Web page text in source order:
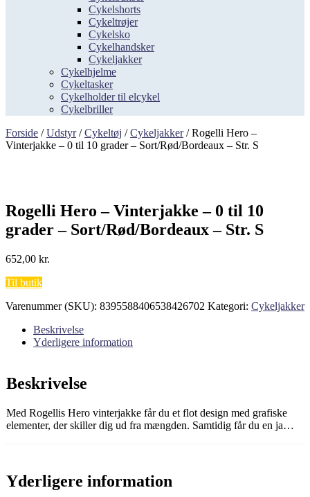
Cykelshorts
Cykeltrøjer
Cykelsko
Cykelhandsker
Cykeljakker
Cykelhjelme
Cykeltasker
Cykelholder til elcykel
Cykelbriller
Forside /Udstyr/Cykeltøj /Cykeljakker/ Rogelli Hero –
Vinterjakke – 0 til 10 grader – Sort/Rød/Bordeaux – Str. S
Rogelli Hero – Vinterjakke – 0 til 10
grader – Sort/Rød/Bordeaux – Str. S
652,00 kr.
Til butik
Varenummer (SKU): 8395588406538426702 Kategori: Cykeljakker
Beskrivelse
Yderligere information
Beskrivelse
Med Rogellis Hero vinterjakke får du et flot design med grafiske
elementer, der skiller dig ud fra mængden. Samtidig får du en ja…
Yderligere information